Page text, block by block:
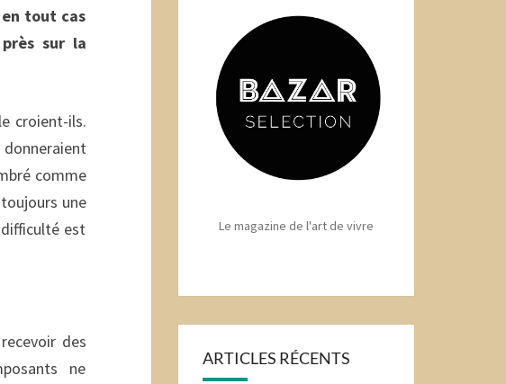
en tout cas
sur la
croient-ils.
comme
une
est
des
ne
Le magazine de l'art de vivre
ARTICLES RÉCENTS